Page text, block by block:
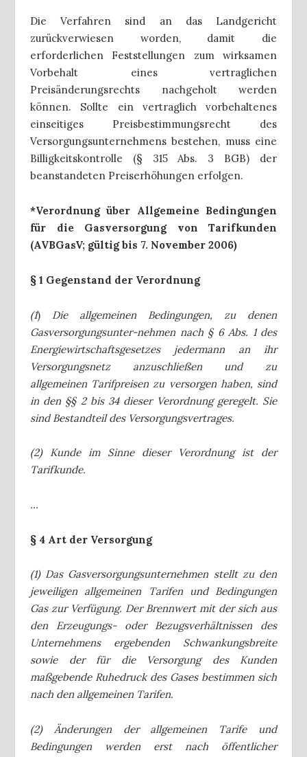
Die Verfahren sind an das Landgericht
zurückverwiesen worden, damit die
erforderlichen Feststellungen zum wirksamen
Vorbehalt eines vertraglichen
Preisänderungsrechts nachgeholt werden
können. Sollte ein vertraglich vorbehaltenes
einseitiges Preisbestimmungsrecht des
Versorgungsunternehmens bestehen, muss eine
Billigkeitskontrolle (§ 315 Abs. 3 BGB) der
beanstandeten Preiserhöhungen erfolgen.
*Verordnung über Allgemeine Bedingungen
für die Gasversorgung von Tarifkunden
(AVBGasV; gültig bis 7. November 2006)
§ 1 Gegenstand der Verordnung
(1)
Die allgemeinen Bedingungen, zu denen
Gasversorgungsunter-nehmen nach § 6 Abs. 1 des
Energiewirtschaftsgesetzes jedermann an ihr
Versorgungsnetz anzuschließen und zu
allgemeinen Tarifpreisen zu versorgen haben, sind
in den §§ 2 bis 34 dieser Verordnung geregelt. Sie
sind Bestandteil des Versorgungsvertrages.
(2) Kunde im Sinne dieser Verordnung ist der
Tarifkunde.
…
§ 4 Art der Versorgung
(1) Das Gasversorgungsunternehmen stellt zu den
jeweiligen allgemeinen Tarifen und Bedingungen
Gas zur Verfügung. Der Brennwert mit der sich aus
den Erzeugungs- oder Bezugsverhältnissen des
Unternehmens ergebenden Schwankungsbreite
sowie der für die Versorgung des Kunden
maßgebende Ruhedruck des Gases bestimmen sich
nach den allgemeinen Tarifen.
(2) Änderungen der allgemeinen Tarife und
Bedingungen werden erst nach öffentlicher